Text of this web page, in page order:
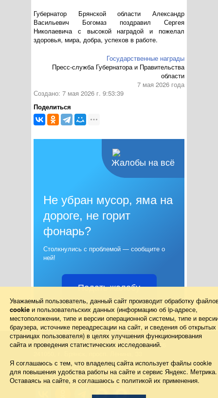
Губернатор Брянской области Александр
Васильевич Богомаз поздравил Сергея
Николаевича с высокой наградой и пожелал
здоровья, мира, добра, успехов в работе.
Государственные награды
Пресс-служба Губернатора и Правительства
области
7 мая 2026 года
Создано: 7 мая 2026 г. 9:53:39
Поделиться
Жалобы на всё
Не убран мусор, яма на
дороге, не горит
фонарь?
Столкнулись с проблемой — сообщите о
ней!
Подать жалобу
Правительство Брянской области 2013–2026
Схема проезда
Телефон: (4832) 66-26-11, Факс: (4832) 41-13-10
Для корреспонденции в электронном виде
Уважаемый пользователь, данный сайт производит обработку
cookie и пользовательских данных (информацию об ip-адресе,
местоположении, типе и версии операционной системы, типе и
браузера, источнике переадресации на сайт, и сведения об открытых
страницах пользователя) в целях улучшения функционирования
сайта и проведения статистических исследований.
Я соглашаюсь с тем, что владелец сайта использует файлы cookie
для повышения удобства работы на сайте и сервис Яндекс. Метрика.
Оставаясь на сайте, я соглашаюсь с политикой их применения.